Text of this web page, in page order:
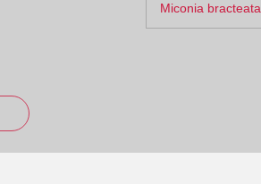
Miconia bracteata